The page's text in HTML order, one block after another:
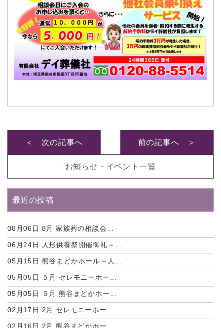
＜ 次の記事へ
お知らせ・イベント一覧
前の記事へ ＞
最近の投稿
08月06日 8月 家族葬の相談会...
06月24日 人形供養祭開催御礼～...
05月15日 熊谷まどかホール～人...
05月05日 ５月 セレモニーホー...
05月05日 ５月 熊谷まどかホー...
02月17日 2月 セレモニーホー...
02月16日 2月 熊谷まどかホー...